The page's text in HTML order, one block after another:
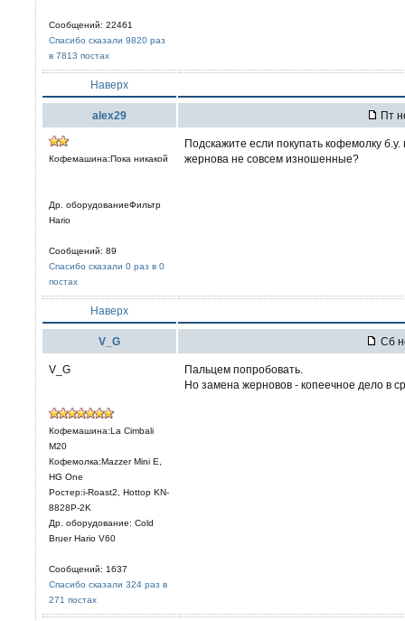
Сообщений: 22461
Спасибо сказали 9820 раз
в 7813 постах
Наверх
alex29 Пт
Кофемашина:Пока никакой
Др. оборудованиеФильтр
Hario
Сообщений: 89
Спасибо сказали 0 раз в 0
постах
Подскажите если покупать кофемолку
жернова не совсем изношенные?
Наверх
V_G Сб
V_G
Кофемашина:La Cimbali
M20
Кофемолка:Mazzer Mini E,
HG One
Ростер:i-Roast2, Hottop KN-
8828P-2K
Др. оборудование: Cold
Bruer Hario V60
Сообщений: 1637
Спасибо сказали 324 раз в
271 постах
Пальцем попробовать.
Но замена жерновов - копеечное дело в